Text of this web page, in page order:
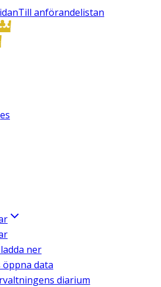
Till anförandelistan
ner
öppna data
diarium